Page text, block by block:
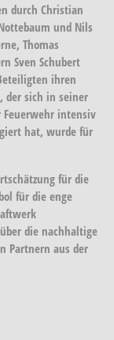
durch Christian
und Nils
Thomas
Sven Schubert
ihren
der sich in seiner
intensiv
hat, wurde für
für die
für die enge
die nachhaltige
Partnern aus der